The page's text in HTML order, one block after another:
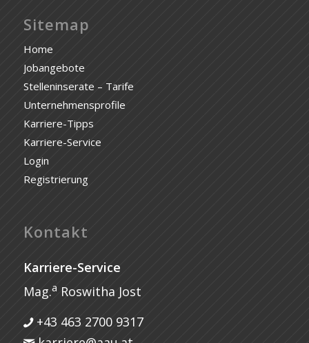
Sitemap
Home
Jobangebote
Stelleninserate – Tarife
Unternehmensprofile
Karriere-Tipps
Karriere-Service
Login
Registrierung
Kontakt
Karriere-Service
Mag.a Roswitha Jost
+43 463 2700 9317